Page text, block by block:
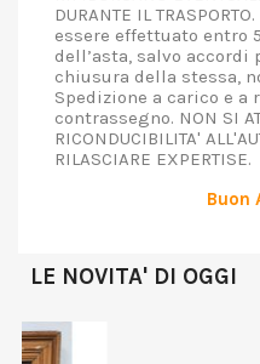
DURANTE IL
essere effettuato entro
dell’asta, salvo accordi
chiusura della stessa,
Spedizione a carico e a
contrassegno. NON SI
RICONDUCIBILITA'
RILASCIARE EXPERTISE.
Buon
LE NOVITA' DI OGGI